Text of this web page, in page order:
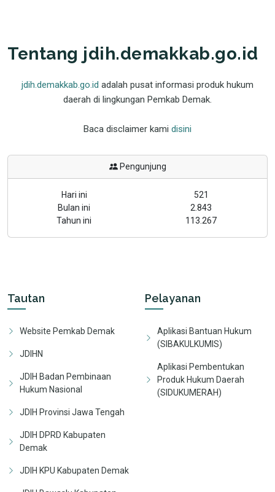
Tentang jdih.demakkab.go.id
jdih.demakkab.go.id adalah pusat informasi produk hukum
daerah di lingkungan Pemkab Demak.
Baca disclaimer kami disini
Pengunjung
Hari ini
521
Bulan ini
2.843
Tahun ini
113.267
Tautan
Website Pemkab Demak
JDIHN
JDIH Badan Pembinaan
Hukum Nasional
JDIH Provinsi Jawa Tengah
JDIH DPRD Kabupaten
Demak
JDIH KPU Kabupaten Demak
Pelayanan
Aplikasi Bantuan Hukum
(SIBAKULKUMIS)
Aplikasi Pembentukan
Produk Hukum Daerah
(SIDUKUMERAH)